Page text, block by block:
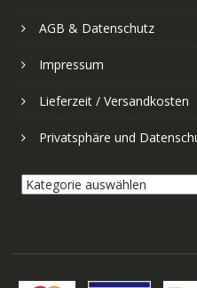
AGB & Datenschutz
Impressum
Lieferzeit / Versandkosten
Privatsphäre und
Kategorie